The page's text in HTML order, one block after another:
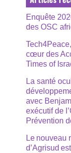
Enquête
des OSC
cœur des
Times of
La santé
avec
exécutif de
Prévention
Le nouveau
d’Agrisud